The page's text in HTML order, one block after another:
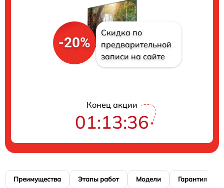
-20%
Скидка по
предварительной
записи на сайте
Конец акции
01:13:35
Преимущества Этапы работ Модели Гарантия